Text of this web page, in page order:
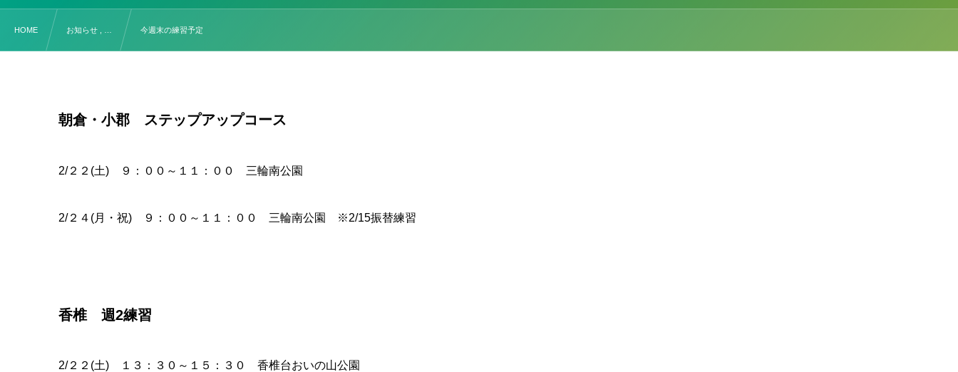
HOME お知らせ , … 今週末の練習予定
朝倉・小郡 ステップアップコース
2/２２(土) ９：００～１１：００ 三輪南公園
2/２４(月・祝) ９：００～１１：００ 三輪南公園 ※2/15振替練習
香椎 週2練習
2/２２(土) １３：３０～１５：３０ 香椎台おいの山公園